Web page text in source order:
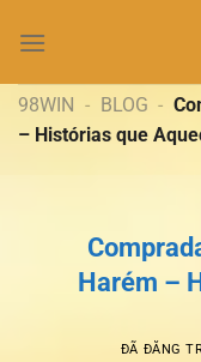
đến
dung98WIN - BLOG -
– Histórias que
Harém –
ĐÃ ĐĂNG